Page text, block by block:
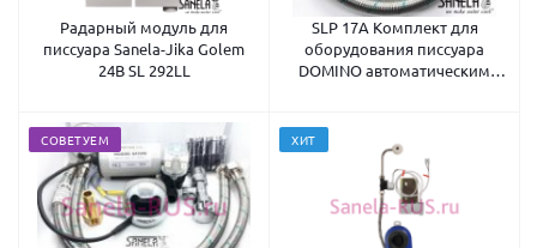
Радарный модуль для
писсуара Sanela-Jika Golem
24В SL 292LL
SLP 17A Комплект для
оборудования писсуара
DOMINO автоматическим
СОВЕТУЕМ ХИТ